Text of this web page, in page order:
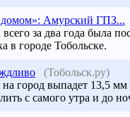
домом»: Амурский ГПЗ...
за два года была
в городе Тобольске.
(Тобольск.ру)
город выпадет 13,5 мм
с самого утра и до